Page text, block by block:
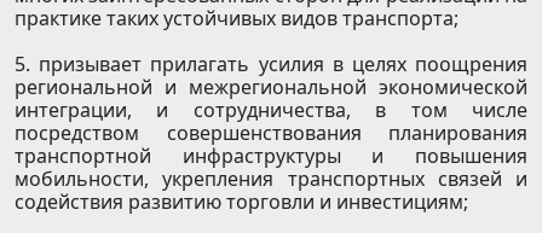
практике таких устойчивых видов транспорта;
5. призывает прилагать усилия в целях поощрения
региональной и межрегиональной экономической
интеграции, и сотрудничества, в том числе
посредством совершенствования планирования
транспортной инфраструктуры и повышения
мобильности, укрепления транспортных связей и
содействия развитию торговли и инвестициям;